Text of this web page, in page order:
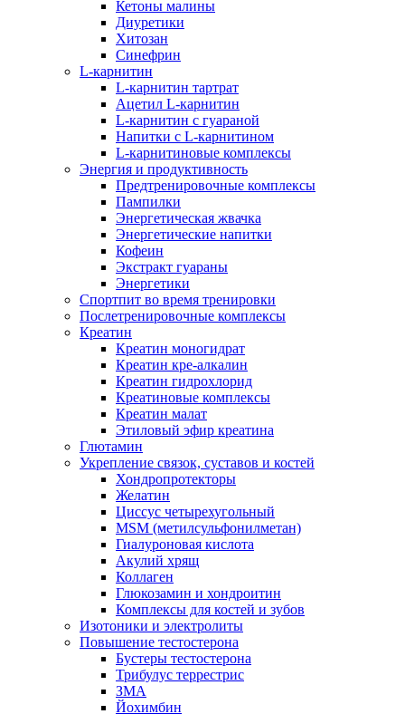
Кетоны малины
Диуретики
Хитозан
Синефрин
L-карнитин
L-карнитин тартрат
Ацетил L-карнитин
L-карнитин с гуараной
Напитки c L-карнитином
L-карнитиновые комплексы
Энергия и продуктивность
Предтренировочные комплексы
Пампилки
Энергетическая жвачка
Энергетические напитки
Кофеин
Экстракт гуараны
Энергетики
Спортпит во время тренировки
Послетренировочные комплексы
Креатин
Креатин моногидрат
Креатин кре-алкалин
Креатин гидрохлорид
Креатиновые комплексы
Креатин малат
Этиловый эфир креатина
Глютамин
Укрепление связок, суставов и костей
Хондропротекторы
Желатин
Циссус четырехугольный
MSM (метилсульфонилметан)
Гиалуроновая кислота
Акулий хрящ
Коллаген
Глюкозамин и хондроитин
Комплексы для костей и зубов
Изотоники и электролиты
Повышение тестостерона
Бустеры тестостерона
Трибулус террестрис
ЗМА
Йохимбин